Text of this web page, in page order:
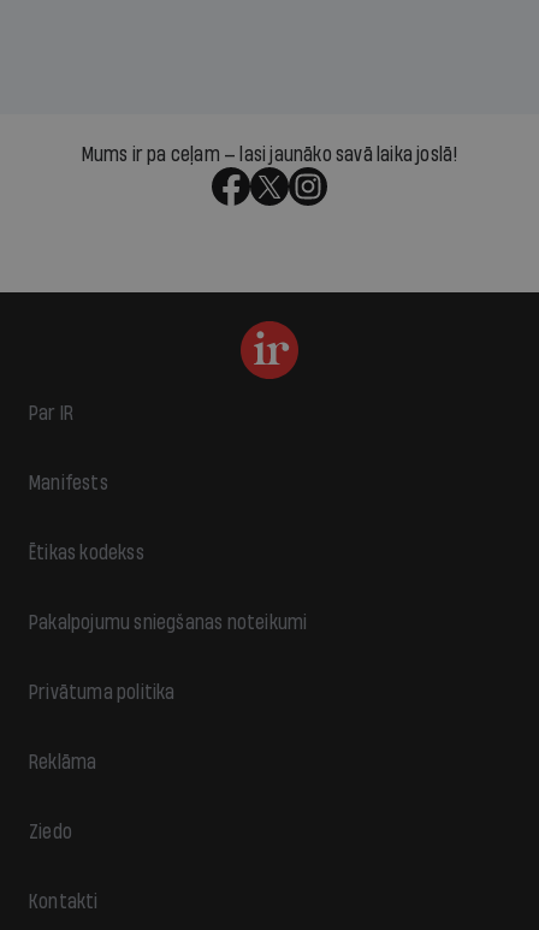
Mums ir pa ceļam — lasi jaunāko savā laika joslā!
Par IR
Manifests
Ētikas kodekss
Pakalpojumu sniegšanas noteikumi
Privātuma politika
Reklāma
Ziedo
Kontakti